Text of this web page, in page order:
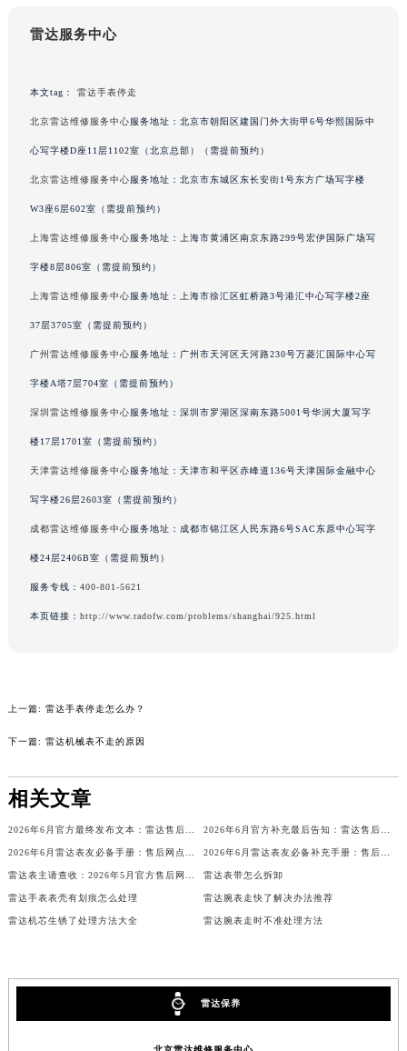
唐山市路南区新华东道100号万达广场写字楼A座10层1002室（需提前预约）
内蒙古自治区呼和浩特市玉泉区大学西街70号华润万象城写字楼（鄂尔多斯大厦）23层2326室（需提前预约）
黑龙江省鸡西市鸡冠区红军路雷达售后服务中心（需提前预约）
黑龙江省佳木斯市向阳区长安路雷达售后服务中心（需提前预约）
黑龙江省七台河市桃山区大同街雷达售后服务中心（需提前预约）
吉林省白城市洮北区明仁南街雷达售后服务中心（需提前预约）
吉林省白山市浑江区浑江大街雷达售后服务中心（需提前预约）
吉林省吉林市船营区河南街雷达售后服务中心（需提前预约）
吉林省延边市延吉市解放路雷达售后服务中心（需提前预约）
辽宁省本溪市平山区胜利路雷达售后服务中心（需提前预约）
辽宁省葫芦岛市连山区中央路雷达售后服务中心（需提前预约）
辽宁省铁岭市银州区南马路雷达售后服务中心（需提前预约）
雷达服务中心
本文tag： 雷达手表停走
北京雷达维修服务中心 服务地址：北京市朝阳区建国门外大街甲6号华熙国际中
心写字楼D座11层1102室（北京总部）（需提前预约）
北京雷达维修服务中心 服务地址：北京市东城区东长安街1号东方广场写字楼
W3座6层602室（需提前预约）
上海雷达维修服务中心 服务地址：上海市黄浦区南京东路299号宏伊国际广场写
字楼8层806室（需提前预约）
上海雷达维修服务中心 服务地址：上海市徐汇区虹桥路3号港汇中心写字楼2座
37层3705室（需提前预约）
广州雷达维修服务中心 服务地址：广州市天河区天河路230号万菱汇国际中心写
字楼A塔7层704室（需提前预约）
深圳雷达维修服务中心 服务地址：深圳市罗湖区深南东路5001号华润大厦写字
楼17层1701室（需提前预约）
天津雷达维修服务中心 服务地址：天津市和平区赤峰道136号天津国际金融中心
写字楼26层2603室（需提前预约）
成都雷达维修服务中心 服务地址：成都市锦江区人民东路6号SAC东原中心写字
楼24层2406B室（需提前预约）
服务专线： 400-801-5621
本页链接： http://www.radofw.com/problems/shanghai/925.html
上一篇: 雷达手表停走怎么办？
下一篇: 雷达机械表不走的原因
相关文章
2026年6月官方最终发布文本：雷达售后维修保养中心搬迁与新增事项 2026年6月官方补充最后告知：雷达售后网点迁址与增设
2026年6月雷达表友必备手册：售后网点搬迁及新开 2026年6月雷达表友必备补充手册：售后网点搬迁及新开
雷达表主请查收：2026年5月官方售后网点变动详情 雷达表带怎么拆卸
雷达手表表壳有划痕怎么处理 雷达腕表走快了解决办法推荐
雷达机芯生锈了处理方法大全 雷达腕表走时不准处理方法
雷达保养